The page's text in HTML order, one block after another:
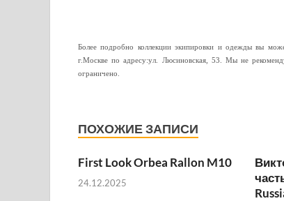
Более подробно коллекции экипировки и одежды вы
г.Москве по адресу:ул. Люсиновская, 53. Мы не
ограничено.
ПОХОЖИЕ ЗАПИСИ
First Look Orbea Rallon M10
24.12.2025